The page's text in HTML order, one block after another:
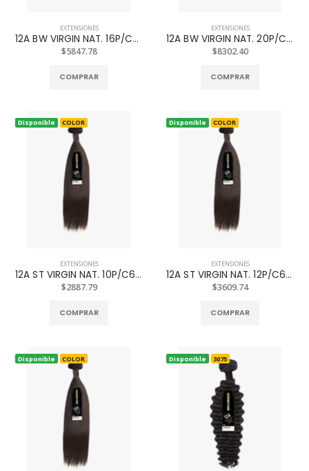
EXTENSIONES
12A BW VIRGIN NAT. 16P/C613
$5847.78
COMPRAR
EXTENSIONES
12A BW VIRGIN NAT. 20P/C613
$8302.40
COMPRAR
Disponible COLOR
EXTENSIONES
12A ST VIRGIN NAT. 10P/C613
$2887.79
COMPRAR
Disponible COLOR
EXTENSIONES
12A ST VIRGIN NAT. 12P/C613
$3609.74
COMPRAR
Disponible COLOR Disponible 3075